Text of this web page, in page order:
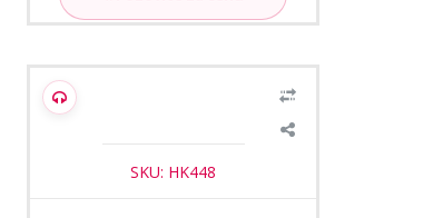
Hikvision DS-K1T502DBWX-C
terminal za KP sa ugradjenom
SKU: HK448